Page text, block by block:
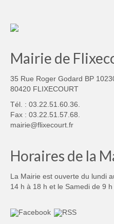
Mairie de
35 Rue Roger Godard BP
80420 FLIXECOURT
Tél. : 03.22.51.60.36.
Fax : 03.22.51.57.68.
mairie@flixecourt.fr
Horaires de la
La Mairie est ouverte du lundi
14 h à 18 h et le Samedi de 9 h